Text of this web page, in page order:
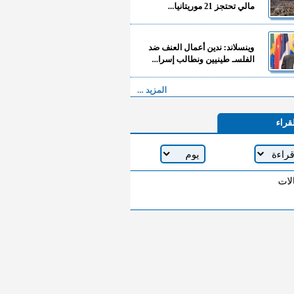
مالي تحتجز 21 موريتانيا...
وينسلاند: ندين أعمال العنف ضد
الفلسـ طينيين ونطالب إسرا...
المزيد ...